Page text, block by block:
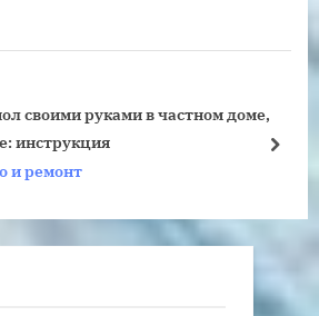
своими руками в частном доме,
инструкция
и ремонт
next